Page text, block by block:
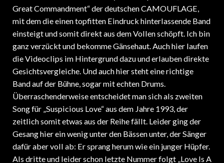
Great Commandment“ der deutschen CAMOUFLAGE,
mit dem die einen topfitten Eindruck hinterlassende Band
einsteigt und somit direkt aus dem Vollen schöpft. Ich bin
ganz verzückt und bekomme Gänsehaut. Auch hier laufen
die Videoclips im Hintergrund dazu und erlauben direkte
Gesichtsvergleiche. Und auch hier steht eine richtige
Band auf der Bühne, sogar mit echten Drums.
Überraschenderweise entscheidet man sich als zweiten
Song für „Suspicious Love“ aus dem Jahre 1993, der
zeitlich somit etwas aus der Reihe fällt. Leider ging der
Gesang hier ein wenig unter den Bässen unter, der Sänger
dafür aber voll ab: Er sprang herum wie ein junger Hüpfer.
Als dritte und leider schon letzte Nummer folgt „Love Is A